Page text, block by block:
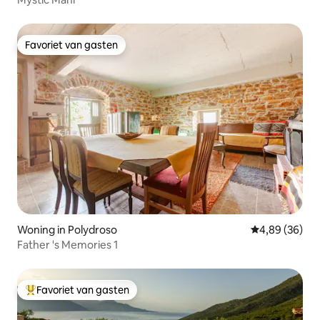
Favoriet van gasten
Favoriet van gasten
Woning in Polydroso Gemiddelde
4,89 (36)
Father 's Memories 1
Topfavoriet van gasten
Favoriet van gasten